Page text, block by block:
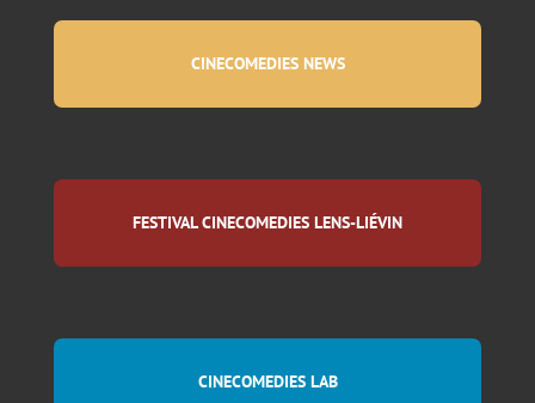
CINECOMEDIES NEWS
FESTIVAL CINECOMEDIES LENS-LIÉVIN
CINECOMEDIES LAB